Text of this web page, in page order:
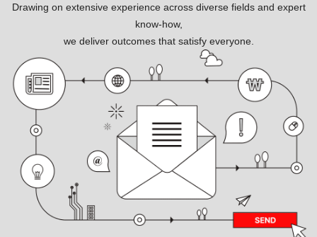
쎄듀 포트폴리오
Drawing on extensive experience across diverse fields and expert
know-how,
we deliver outcomes that satisfy everyone.